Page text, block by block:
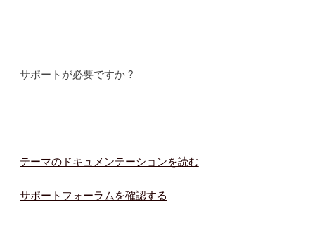
サポートが必要ですか ?
テーマのドキュメンテーションを読む
サポートフォーラムを確認する